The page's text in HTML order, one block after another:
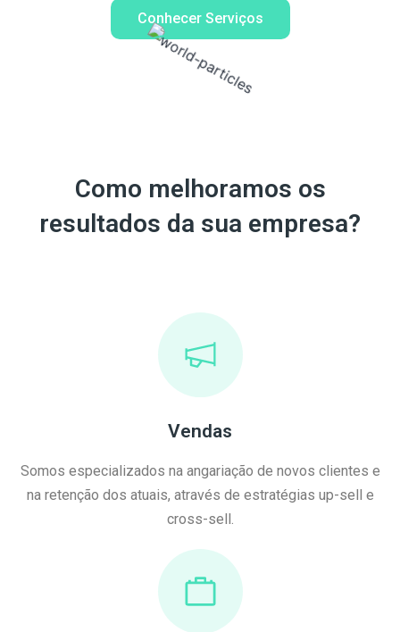
Conhecer Serviços
Como melhoramos os
resultados da sua empresa?
Vendas
Somos especializados na angariação de novos clientes e
na retenção dos atuais, através de estratégias up-sell e
cross-sell.